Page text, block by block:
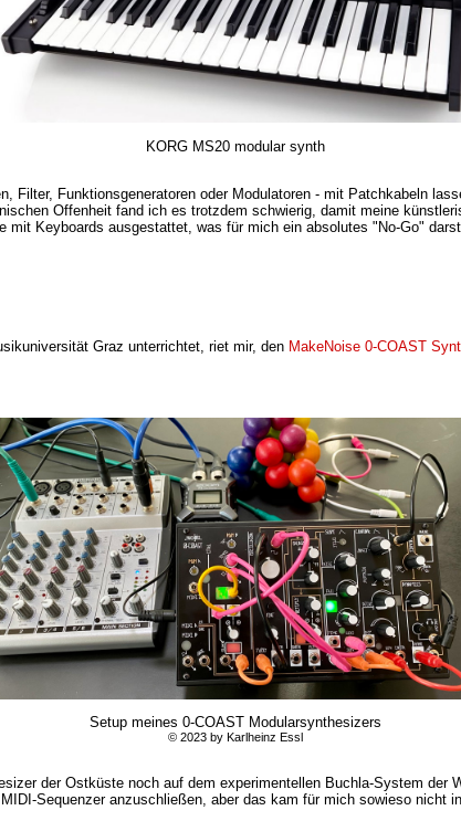
KORG MS20 modular synth
Filter, Funktionsgeneratoren oder Modulatoren - mit Patchkabeln
Offenheit fand ich es trotzdem schwierig, damit meine
Keyboards ausgestattet, was für mich ein absolutes "No-Go"
Graz unterrichtet, riet mir, den MakeNoise 0-COAST
Setup meines 0-COAST Modularsynthesizers
© 2023 by Karlheinz Essl
der Ostküste noch auf dem experimentellen Buchla-System
Sequenzer anzuschließen, aber das kam für mich sowieso nicht